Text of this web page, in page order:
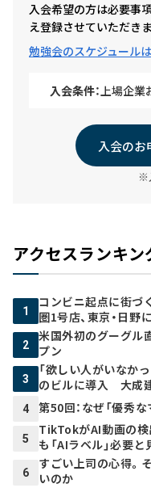
入会希望の方は必要事
え登録させていただきま
勉強会のスケジュール
入会条件：上場企業
入会のお
※
アクセスランキン
1
コンビニ起点に街づ
圏1号店、東京・日野
2
米国外初のグーグル
プン
3
「欲しい人がいなか
のビルに導入 大成
4 第50回：なぜ「優秀
5
TikTokがAI動画の
も「AIラベル」必要と
6
すごい上司の心得。
いのか